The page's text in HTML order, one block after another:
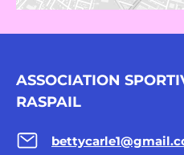
ASSOCIATION
RASPAIL